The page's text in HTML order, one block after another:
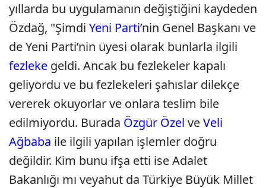
yıllarda bu uygulamanın değiştiğini kaydeden
Özdağ, "Şimdi Yeni Parti’nin Genel Başkanı ve
de Yeni Parti’nin üyesi olarak bunlarla ilgili
fezleke geldi. Ancak bu fezlekeler kapalı
geliyordu ve bu fezlekeleri şahıslar dilekçe
vererek okuyorlar ve onlara teslim bile
edilmiyordu. Burada Özgür Özel veVeli
Ağbaba ile ilgili yapılan işlemler doğru
değildir. Kim bunu ifşa etti ise Adalet
Bakanlığı mı veyahut da Türkiye Büyük Millet